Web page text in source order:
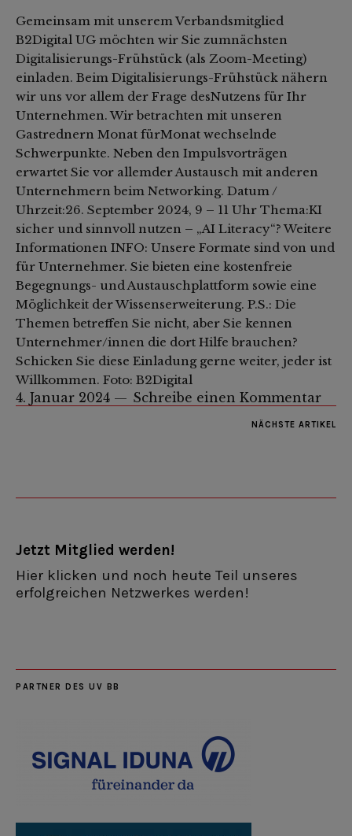
Gemeinsam mit unserem Verbandsmitglied
B2Digital UG möchten wir Sie zumnächsten
Digitalisierungs-Frühstück (als Zoom-Meeting)
einladen. Beim Digitalisierungs-Frühstück nähern
wir uns vor allem der Frage desNutzens für Ihr
Unternehmen. Wir betrachten mit unseren
Gastrednern Monat fürMonat wechselnde
Schwerpunkte. Neben den Impulsvorträgen
erwartet Sie vor allemder Austausch mit anderen
Unternehmern beim Networking. Datum /
Uhrzeit:26. September 2024, 9 – 11 Uhr Thema:KI
sicher und sinnvoll nutzen – „AI Literacy“? Weitere
Informationen INFO: Unsere Formate sind von und
für Unternehmer. Sie bieten eine kostenfreie
Begegnungs- und Austauschplattform sowie eine
Möglichkeit der Wissenserweiterung. P.S.: Die
Themen betreffen Sie nicht, aber Sie kennen
Unternehmer/innen die dort Hilfe brauchen?
Schicken Sie diese Einladung gerne weiter, jeder ist
Willkommen. Foto: B2Digital
4. Januar 2024 Schreibe einen Kommentar
NÄCHSTE ARTIKEL
Jetzt Mitglied werden!
Hier klicken und noch heute Teil unseres
erfolgreichen Netzwerkes werden!
PARTNER DES UV BB